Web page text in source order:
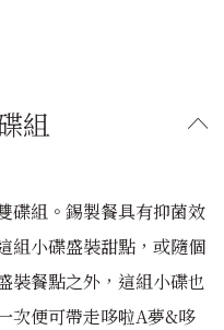
組
碟組。錫製餐具有抑菌效
組小碟盛裝甜點，或隨個
裝餐點之外，這組小碟也
次便可帶走哆啦A夢&哆